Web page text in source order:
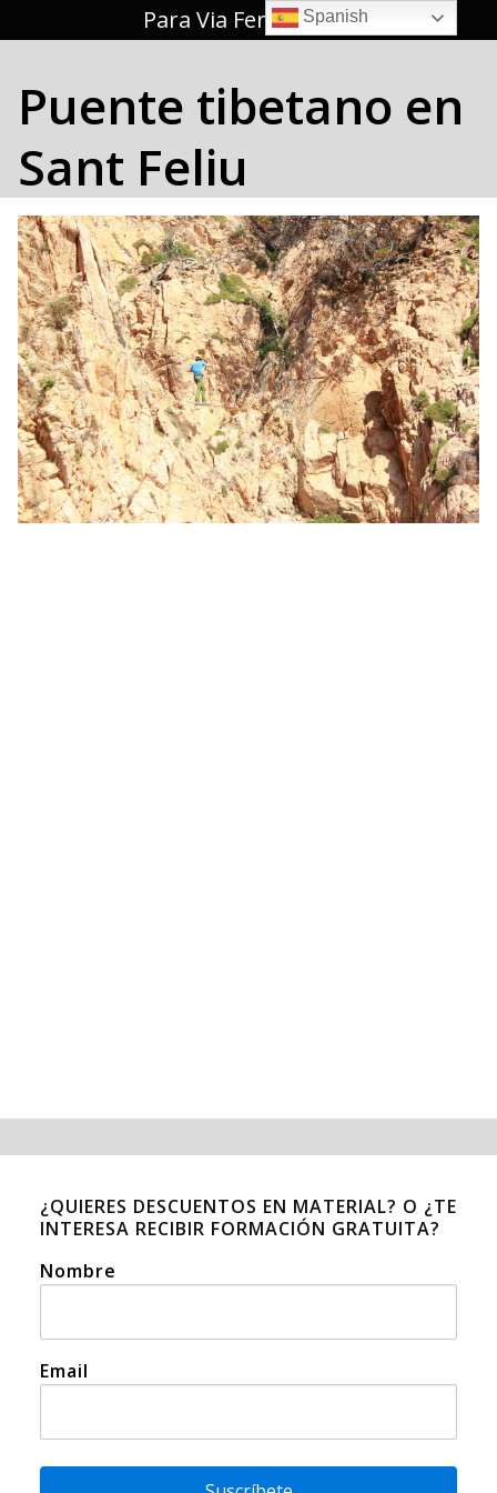
al
Para Via Ferrata 🥇
Puente tibetano en
Sant Feliu
¿QUIERES DESCUENTOS EN MATERIAL? O ¿TE
INTERESA RECIBIR FORMACIÓN GRATUITA?
Nombre
Email
Spanish